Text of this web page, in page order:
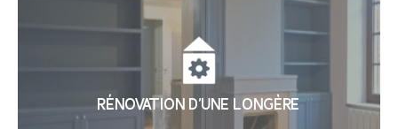
RÉNOVATION D’UNE LONGÈRE